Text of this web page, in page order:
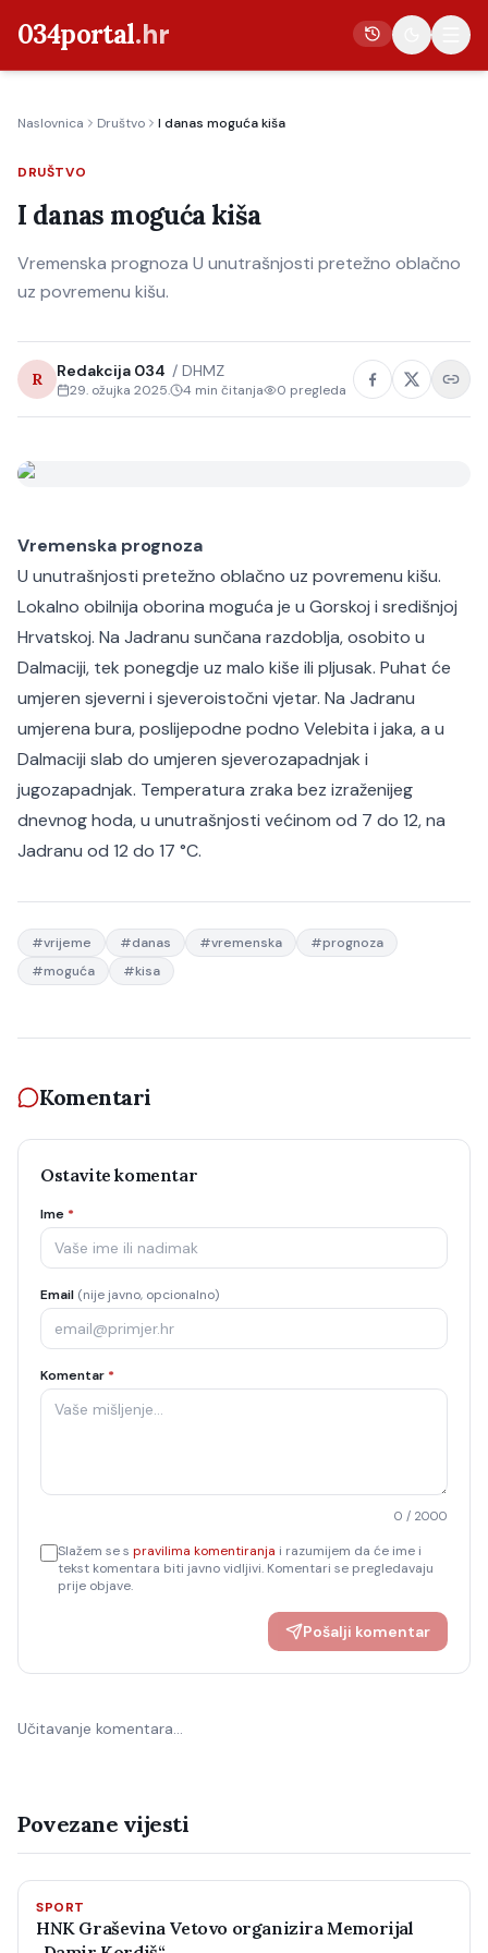
034portal.hr
Crna kronika
Poljoprivreda
Politika
Gospodarstvo
Život
Kultura
Sport
Naslovnica Društvo I danas moguća kiša
DRUŠTVO
I danas moguća kiša
Vremenska prognoza U unutrašnjosti pretežno oblačno
uz povremenu kišu.
R Redakcija 034 / DHMZ
29. ožujka 2025. 4 min čitanja 0 pregleda
Vremenska prognoza
U unutrašnjosti pretežno oblačno uz povremenu kišu.
Lokalno obilnija oborina moguća je u Gorskoj i središnjoj
Hrvatskoj. Na Jadranu sunčana razdoblja, osobito u
Dalmaciji, tek ponegdje uz malo kiše ili pljusak. Puhat će
umjeren sjeverni i sjeveroistočni vjetar. Na Jadranu
umjerena bura, poslijepodne podno Velebita i jaka, a u
Dalmaciji slab do umjeren sjeverozapadnjak i
jugozapadnjak. Temperatura zraka bez izraženijeg
dnevnog hoda, u unutrašnjosti većinom od 7 do 12, na
Jadranu od 12 do 17 °C.
#vrijeme #danas #vremenska #prognoza
#moguća #kisa
Komentari
Ostavite komentar
Ime *
Email (nije javno, opcionalno)
Komentar *
0 / 2000
Slažem se s pravilima komentiranja i razumijem da će ime i
tekst komentara biti javno vidljivi. Komentari se pregledavaju
prije objave.
Pošalji komentar
Učitavanje komentara…
Povezane vijesti
SPORT
HNK Graševina Vetovo organizira Memorijal